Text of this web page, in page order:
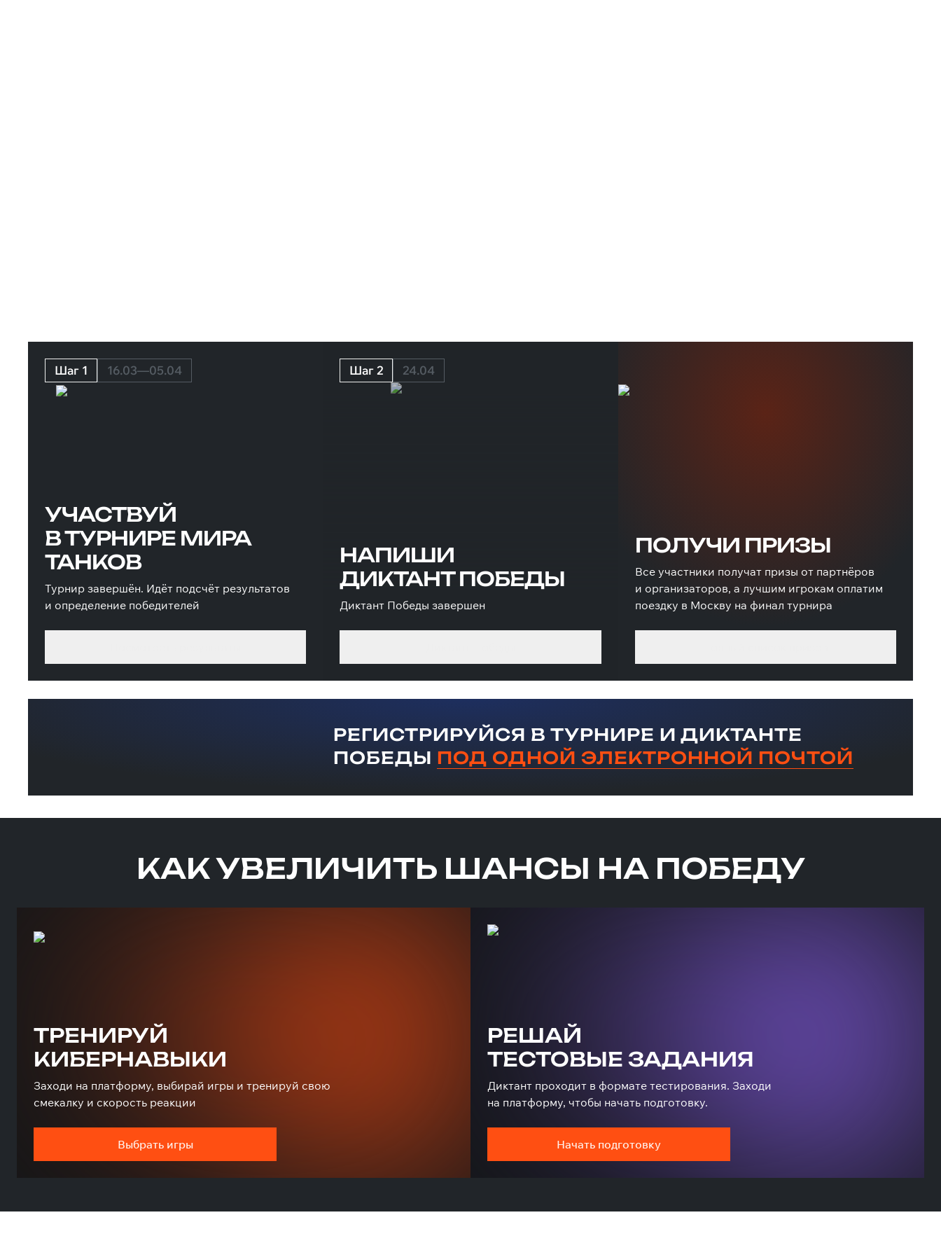
Шаг 1 16.03—05.04
УЧАСТВУЙ
В ТУРНИРЕ МИРА
ТАНКОВ
Турнир завершён. Идёт подсчёт результатов
и определение победителей
Шаг 2 24.04
НАПИШИ
ДИКТАНТ ПОБЕДЫ
Диктант Победы завершен
ПОЛУЧИ ПРИЗЫ
Все участники получат призы от партнёров
и организаторов, а лучшим игрокам оплатим
поездку в Москву на финал турнира
РЕГИСТРИРУЙСЯ В ТУРНИРЕ И ДИКТАНТЕ
ПОБЕДЫ ПОД ОДНОЙ ЭЛЕКТРОННОЙ ПОЧТОЙ
КАК УВЕЛИЧИТЬ ШАНСЫ НА ПОБЕДУ
ТРЕНИРУЙ
КИБЕРНАВЫКИ
Заходи на платформу, выбирай игры и тренируй свою
смекалку и скорость реакции
Выбрать игры
РЕШАЙ
ТЕСТОВЫЕ ЗАДАНИЯ
Диктант проходит в формате тестирования. Заходи
на платформу, чтобы начать подготовку.
Начать подготовку